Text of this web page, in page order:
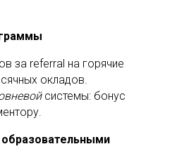
за referral на горячие
окладов.
системы: бонус